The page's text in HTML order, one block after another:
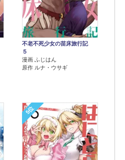
不老不死少女の苗床旅行記
５
漫画 ふじはん
原作 ルナ・ウサギ
5位